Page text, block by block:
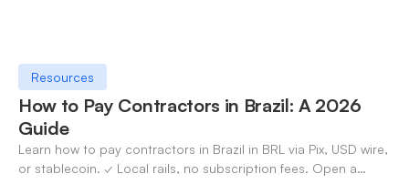
Resources
How to Pay Contractors in Brazil: A 2026
Guide
Learn how to pay contractors in Brazil in BRL via Pix, USD wire,
or stablecoin. ✓ Local rails, no subscription fees. Open a